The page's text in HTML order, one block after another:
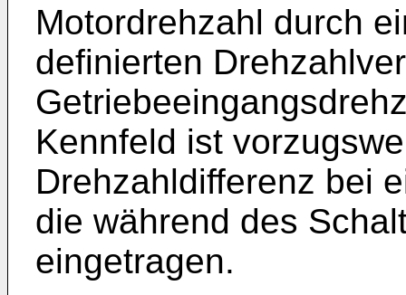
Motordrehzahl durch
definierten
Kennfeld ist
Drehzahldifferenz bei
die während des
eingetragen.